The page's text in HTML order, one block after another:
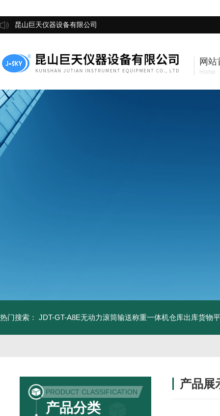
昆山巨天仪器设备有限公司
网站
Home
热门搜索： JDT-GT-A8E无动力滚筒输送称重一体机仓库出库货物
PRODUCT CLASSIFICATION
产品分类
产品展